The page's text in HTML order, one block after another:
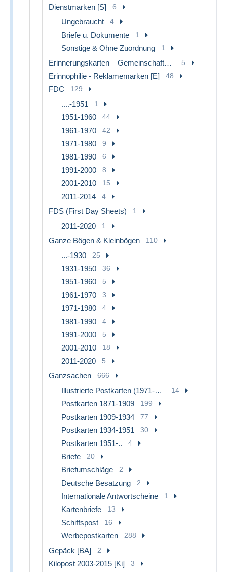
Dienstmarken [S] 6
Ungebraucht 4
Briefe u. Dokumente 1
Sonstige & Ohne Zuordnung 1
Erinnerungskarten – Gemeinschaftsausgaben [HK] 5
Erinnophilie - Reklamemarken [E] 48
FDC 129
....-1951 1
1951-1960 44
1961-1970 42
1971-1980 9
1981-1990 6
1991-2000 8
2001-2010 15
2011-2014 4
FDS (First Day Sheets) 1
2011-2020 1
Ganze Bögen & Kleinbögen 110
...-1930 25
1931-1950 36
1951-1960 5
1961-1970 3
1971-1980 4
1981-1990 4
1991-2000 5
2001-2010 18
2011-2020 5
Ganzsachen 666
Illustrierte Postkarten (1971-2014) [BK] 14
Postkarten 1871-1909 199
Postkarten 1909-1934 77
Postkarten 1934-1951 30
Postkarten 1951-.. 4
Briefe 20
Briefumschläge 2
Deutsche Besatzung 2
Internationale Antwortscheine 1
Kartenbriefe 13
Schiffspost 16
Werbepostkarten 288
Gepäck [BA] 2
Kilopost 2003-2015 [Ki] 3